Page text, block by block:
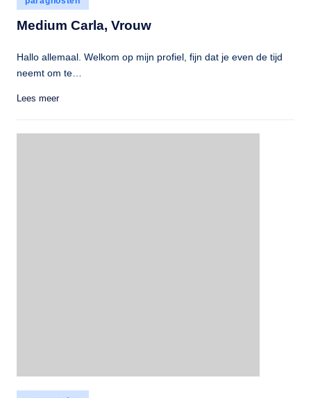
in
Medium Carla, Vrouw
Hallo allemaal. Welkom op mijn profiel, fijn dat je even de tijd
neemt om te…
Lees meer